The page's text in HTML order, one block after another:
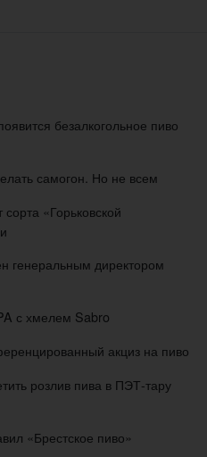
безалкогольное пиво
самогон. Но не всем
«Горьковской
генеральным директором
с хмелем Sabro
акциз на пиво
розлив пива в ПЭТ-тару
«Брестское пиво»